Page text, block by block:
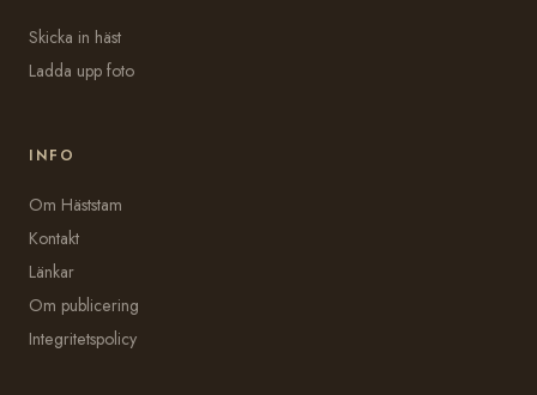
Skicka in häst
Ladda upp foto
INFO
Om Häststam
Kontakt
Länkar
Om publicering
Integritetspolicy